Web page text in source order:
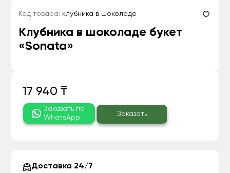
Код товара: клубника в шоколаде
Клубника в шоколаде букет
«Sonata»
17 940 ₸
Заказать по
WhatsApp
Заказать
Доставка 24/7